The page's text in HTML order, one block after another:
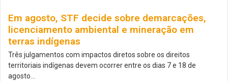
Em agosto, STF decide sobre demarcações,
licenciamento ambiental e mineração em
terras indígenas
Três julgamentos com impactos diretos sobre os direitos
territoriais indígenas devem ocorrer entre os dias 7 e 18 de
agosto...